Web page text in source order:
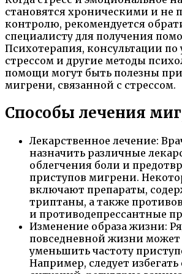
становятся хроническими и не
контролю, рекомендуется
специалисту для получения
Психотерапия, консультации
стрессом и другие методы
помощи могут быть полезны
мигрени, связанной с стрессом.
Способы лечения
Лекарственное лечение:
назначить различные
облегчения боли и
приступов мигрени.
включают препараты,
триптаны, а также
и противодепрессантные
Изменение образа жизни:
повседневной жизни может
уменьшить частоту
Например, следует